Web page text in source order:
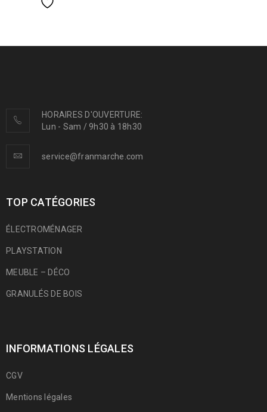
HORAIRES D'OUVERTURE:
Lun - Sam / 9h30 à 18h30
service@franmarche.com
TOP CATÉGORIES
ÉLECTROMÉNAGER
PLAYSTATION
MEUBLE – DÉCO
GRANULÉS DE BOIS
INFORMATIONS LÉGALES
CGV
Mentions légales